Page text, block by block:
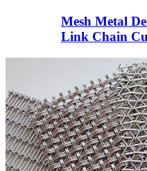
Mesh Metal
Link Chain